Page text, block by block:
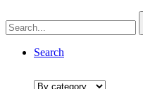
Search